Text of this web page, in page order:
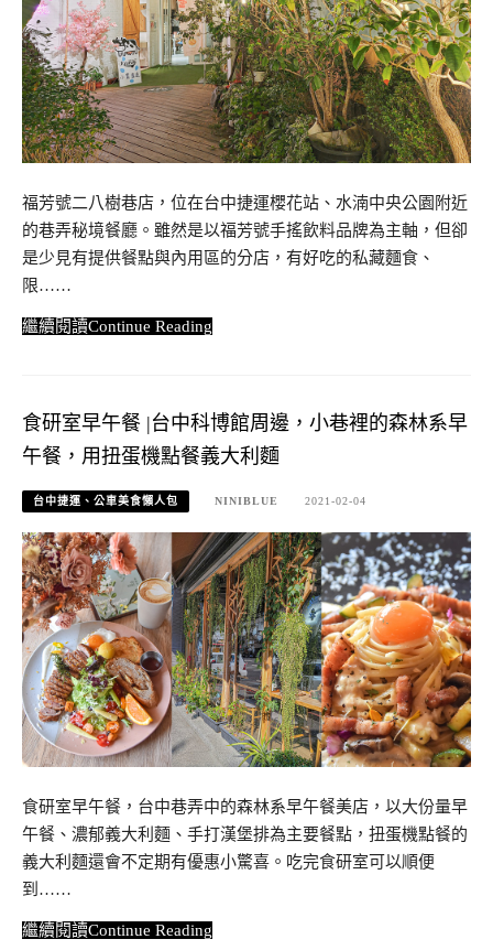
福芳號二八樹巷店，位在台中捷運櫻花站、水湳中央公園附近
的巷弄秘境餐廳。雖然是以福芳號手搖飲料品牌為主軸，但卻
是少見有提供餐點與內用區的分店，有好吃的私藏麵食、
限……
Continue Reading
食研室早午餐 |台中科博館周邊，小巷裡的森林系早
午餐，用扭蛋機點餐義大利麵
台中捷運、公車美食懶人包 NINIBLUE 2021-02-04
食研室早午餐，台中巷弄中的森林系早午餐美店，以大份量早
午餐、濃郁義大利麵、手打漢堡排為主要餐點，扭蛋機點餐的
義大利麵還會不定期有優惠小驚喜。吃完食研室可以順便
到……
Continue Reading